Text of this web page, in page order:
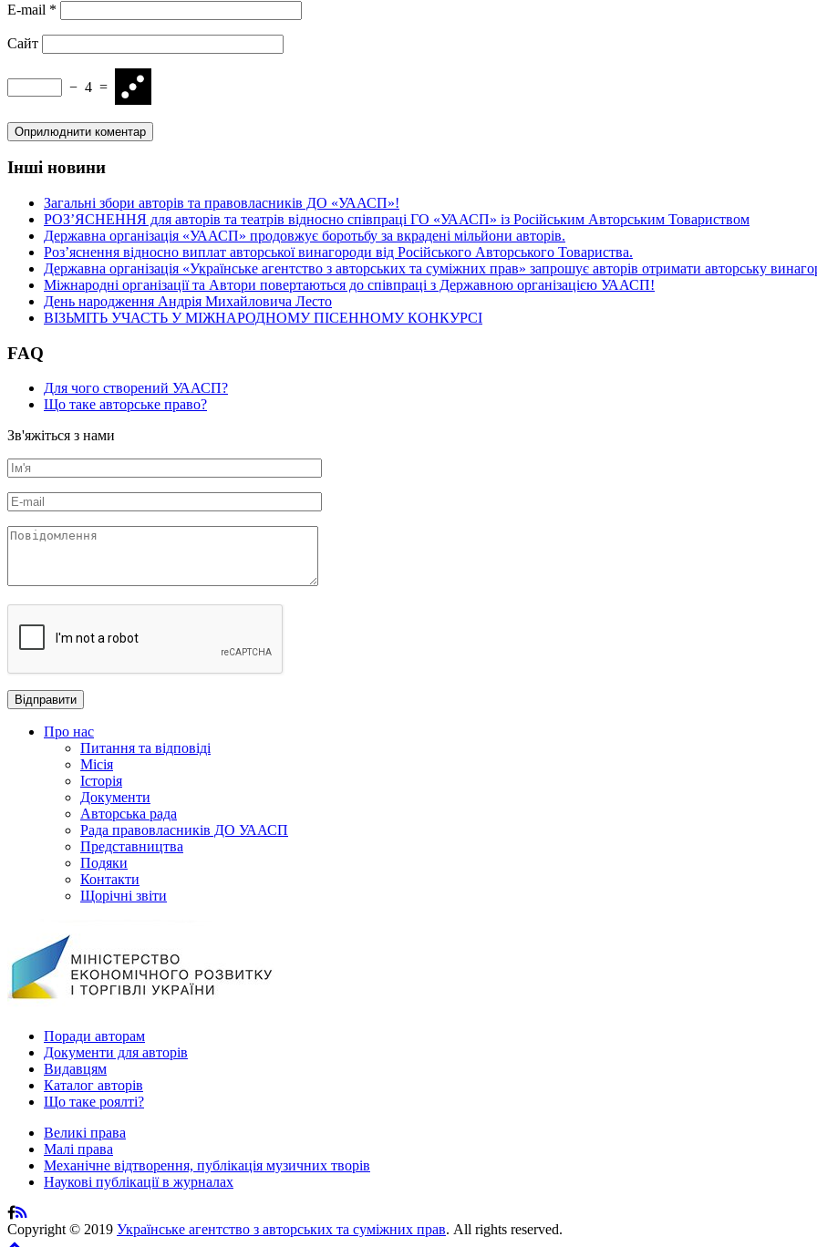
E-mail *
Сайт
− 4 =
Інші новини
Загальні збори авторів та правовласників ДО «УААСП»!
РОЗ’ЯСНЕННЯ для авторів та театрів відносно співпраці ГО «УААСП» із Російським Авторським Товариством
Державна організація «УААСП» продовжує боротьбу за вкрадені мільйони авторів.
Роз’яснення відносно виплат авторської винагороди від Російського Авторського Товариства.
Державна організація «Українське агентство з авторських та суміжних прав» запрошує авторів отримати авторську
Міжнародні організації та Автори повертаються до співпраці з Державною організацією УААСП!
День народження Андрія Михайловича Лесто
ВІЗЬМІТЬ УЧАСТЬ У МІЖНАРОДНОМУ ПІСЕННОМУ КОНКУРСІ
FAQ
Для чого створений УААСП?
Що таке авторське право?
Зв'яжіться з нами
Про нас
Питання та відповіді
Місія
Історія
Документи
Авторська рада
Рада правовласників ДО УААСП
Представництва
Подяки
Контакти
Щорічні звіти
Поради авторам
Документи для авторів
Видавцям
Каталог авторів
Що таке роялті?
Великі права
Малі права
Механічне відтворення, публікація музичних творів
Наукові публікації в журналах
Copyright © 2019 Українське агентство з авторських та суміжних прав. All rights reserved.